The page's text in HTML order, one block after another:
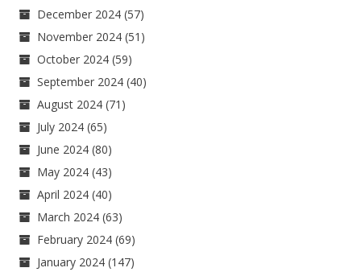
December 2024 (57)
November 2024 (51)
October 2024 (59)
September 2024 (40)
August 2024 (71)
July 2024 (65)
June 2024 (80)
May 2024 (43)
April 2024 (40)
March 2024 (63)
February 2024 (69)
January 2024 (147)